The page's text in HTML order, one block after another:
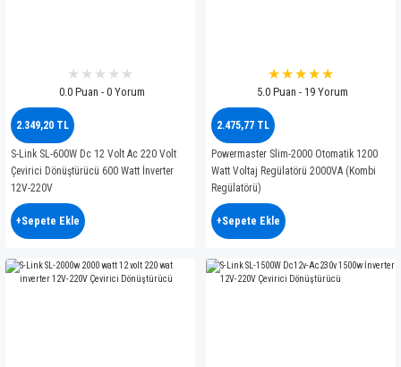
0.0 Puan - 0 Yorum
2.349,20 TL
S-Link SL-600W Dc 12 Volt Ac 220 Volt
Çevirici Dönüştürücü 600 Watt İnverter
12V-220V
+Sepete Ekle
5.0 Puan - 19 Yorum
2.475,77 TL
Powermaster Slim-2000 Otomatik 1200
Watt Voltaj Regülatörü 2000VA (Kombi
Regülatörü)
+Sepete Ekle